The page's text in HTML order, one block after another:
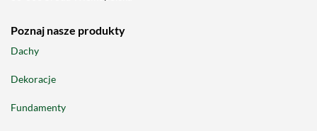
Poznaj nasze produkty
Dachy
Dekoracje
Fundamenty